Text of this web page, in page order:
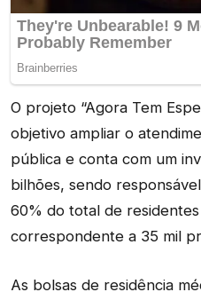
O projeto “Agora Tem
objetivo ampliar o
pública e conta com um
bilhões, sendo
60% do total de
correspondente a 35 mil
As bolsas de residência